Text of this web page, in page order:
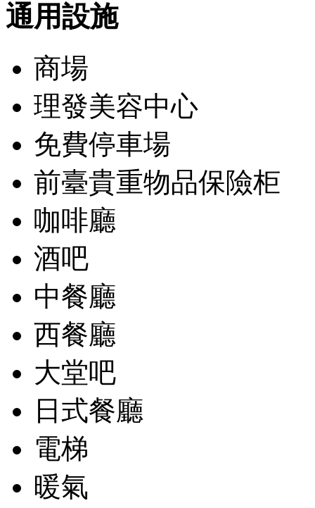
通用設施
商場
理發美容中心
免費停車場
前臺貴重物品保險柜
咖啡廳
酒吧
中餐廳
西餐廳
大堂吧
日式餐廳
電梯
暖氣